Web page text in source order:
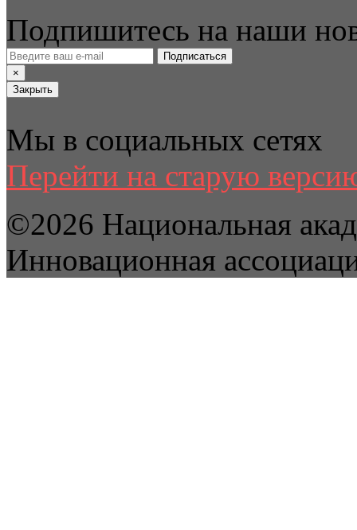
Подпишитесь на наши
Подписаться
×
Закрыть
Мы в социальных сетях
Перейти на старую
©2026 Национальная
Инновационная